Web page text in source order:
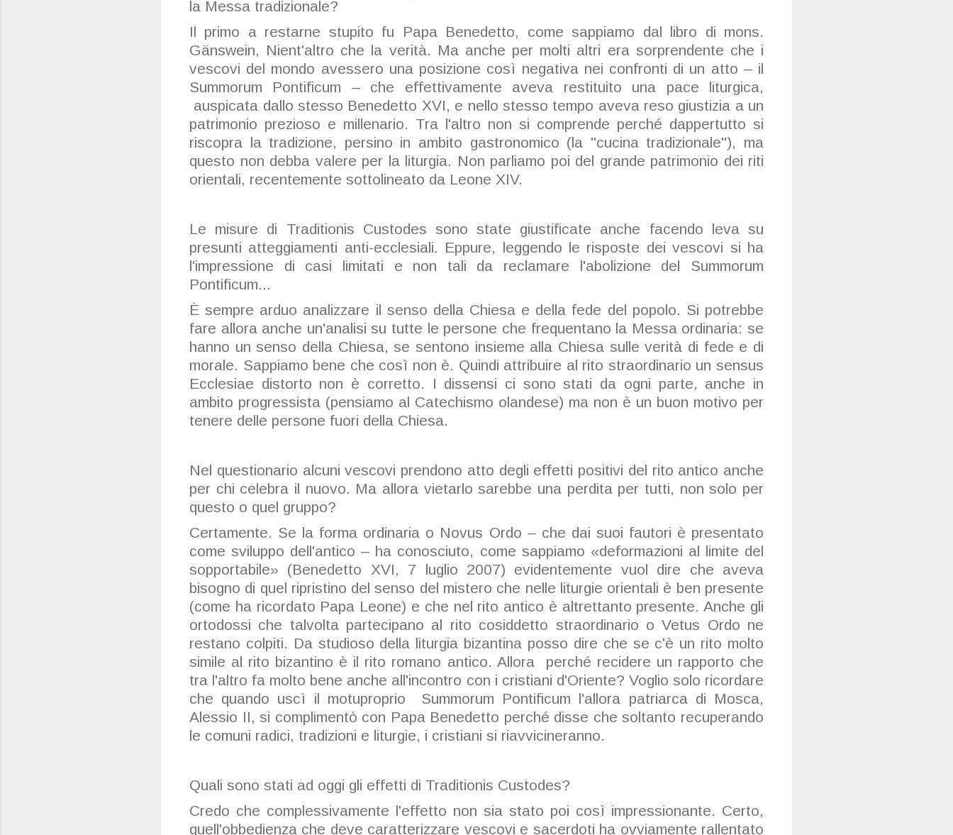
la Messa tradizionale?
Il primo a restarne stupito fu Papa Benedetto, come sappiamo dal libro di mons.
Gänswein, Nient'altro che la verità. Ma anche per molti altri era sorprendente che i
vescovi del mondo avessero una posizione così negativa nei confronti di un atto – il
Summorum Pontificum – che effettivamente aveva restituito una pace liturgica,
auspicata dallo stesso Benedetto XVI, e nello stesso tempo aveva reso giustizia a un
patrimonio prezioso e millenario. Tra l'altro non si comprende perché dappertutto si
riscopra la tradizione, persino in ambito gastronomico (la "cucina tradizionale"), ma
questo non debba valere per la liturgia. Non parliamo poi del grande patrimonio dei riti
orientali, recentemente sottolineato da Leone XIV.
Le misure di Traditionis Custodes sono state giustificate anche facendo leva su
presunti atteggiamenti anti-ecclesiali. Eppure, leggendo le risposte dei vescovi si ha
l'impressione di casi limitati e non tali da reclamare l'abolizione del Summorum
Pontificum...
È sempre arduo analizzare il senso della Chiesa e della fede del popolo. Si potrebbe
fare allora anche un'analisi su tutte le persone che frequentano la Messa ordinaria: se
hanno un senso della Chiesa, se sentono insieme alla Chiesa sulle verità di fede e di
morale. Sappiamo bene che così non è. Quindi attribuire al rito straordinario un sensus
Ecclesiae distorto non è corretto. I dissensi ci sono stati da ogni parte, anche in
ambito progressista (pensiamo al Catechismo olandese) ma non è un buon motivo per
tenere delle persone fuori della Chiesa.
Nel questionario alcuni vescovi prendono atto degli effetti positivi del rito antico anche
per chi celebra il nuovo. Ma allora vietarlo sarebbe una perdita per tutti, non solo per
questo o quel gruppo?
Certamente. Se la forma ordinaria o Novus Ordo – che dai suoi fautori è presentato
come sviluppo dell'antico – ha conosciuto, come sappiamo «deformazioni al limite del
sopportabile» (Benedetto XVI, 7 luglio 2007) evidentemente vuol dire che aveva
bisogno di quel ripristino del senso del mistero che nelle liturgie orientali è ben presente
(come ha ricordato Papa Leone) e che nel rito antico è altrettanto presente. Anche gli
ortodossi che talvolta partecipano al rito cosiddetto straordinario o Vetus Ordo ne
restano colpiti. Da studioso della liturgia bizantina posso dire che se c'è un rito molto
simile al rito bizantino è il rito romano antico. Allora perché recidere un rapporto che
tra l'altro fa molto bene anche all'incontro con i cristiani d'Oriente? Voglio solo ricordare
che quando uscì il motuproprio Summorum Pontificum l'allora patriarca di Mosca,
Alessio II, si complimentò con Papa Benedetto perché disse che soltanto recuperando
le comuni radici, tradizioni e liturgie, i cristiani si riavvicineranno.
Quali sono stati ad oggi gli effetti di Traditionis Custodes?
Credo che complessivamente l'effetto non sia stato poi così impressionante. Certo,
quell'obbedienza che deve caratterizzare vescovi e sacerdoti ha ovviamente rallentato